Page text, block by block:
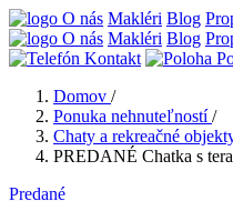
O nás Makléri Blog
O nás Makléri Blog
Kontakt
Domov /
Ponuka nehnuteľností /
Chaty a rekreačné
PREDANÉ Chatka s
Predané